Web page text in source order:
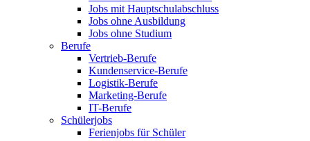
Jobs mit Hauptschulabschluss
Jobs ohne Ausbildung
Jobs ohne Studium
Berufe
Vertrieb-Berufe
Kundenservice-Berufe
Logistik-Berufe
Marketing-Berufe
IT-Berufe
Schülerjobs
Ferienjobs für Schüler